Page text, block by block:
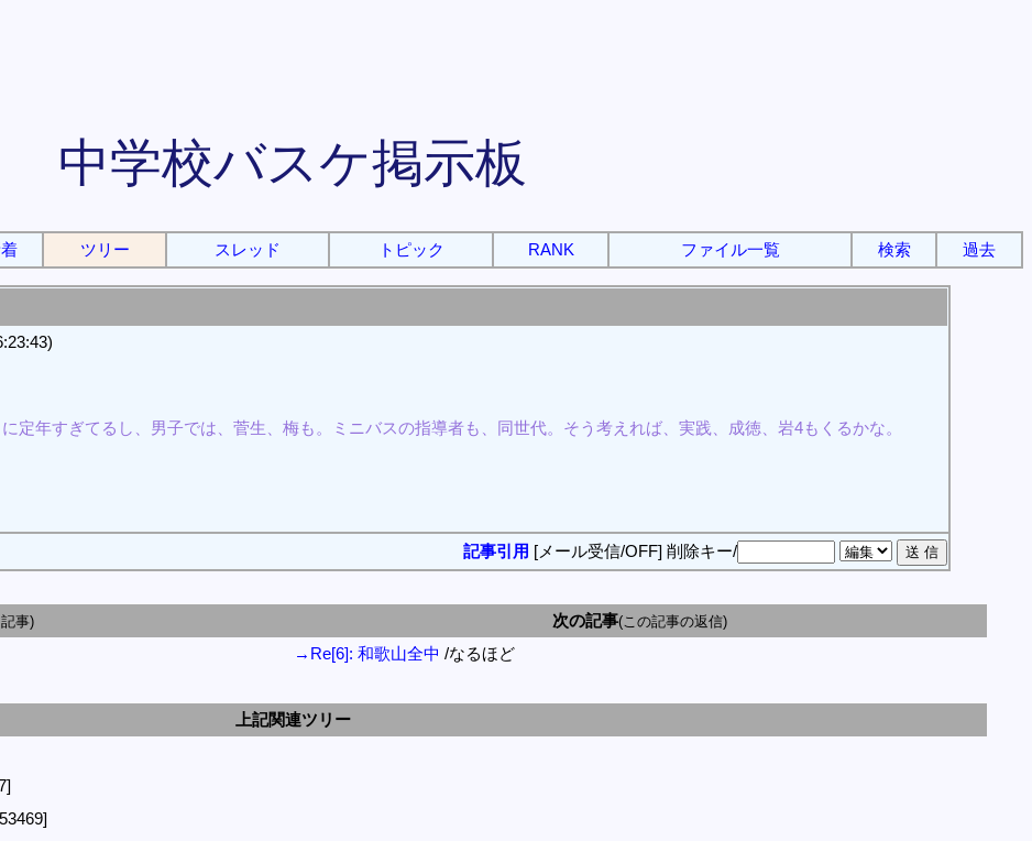
中学校バスケ掲示板
ツリー スレッド トピック RANK ファイル一覧 検索 過去
定年すぎてるし、男子では、菅生、梅も。ミニバスの指導者も、同世代。そう考えれば、実践、成徳、岩4もくるかな。
記事引用 [メール受信/OFF] 削除キー/
事) 次の記事(この記事の返信)
→Re[6]: 和歌山全中 /なるほど
上記関連ツリー